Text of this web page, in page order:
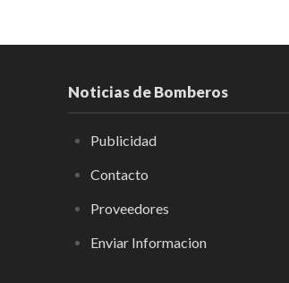
Noticias de Bomberos
Publicidad
Contacto
Proveedores
Enviar Informacion